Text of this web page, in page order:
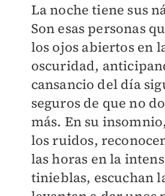
La noche tiene sus
Son esas personas
los ojos abiertos en
oscuridad,
cansancio del día
seguros de que no
más. En su
los ruidos,
las horas en la
tinieblas, escuchan